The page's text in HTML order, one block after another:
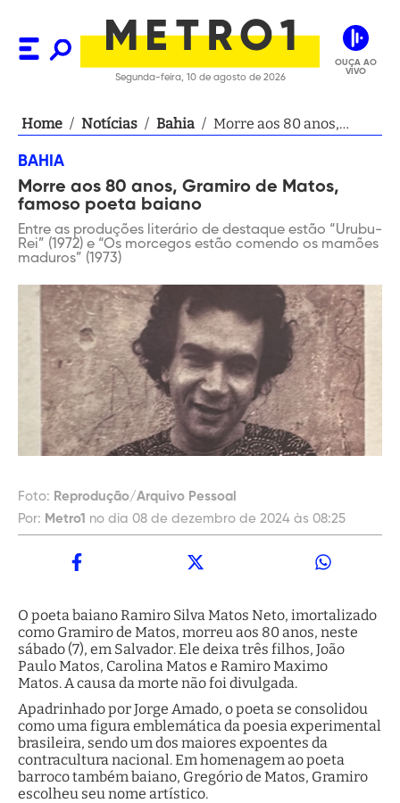
Segunda-feira, 10 de agosto de 2026
OUÇA AO
VIVO
Home / Notícias / Bahia / Morre aos 80 anos,
BAHIA
Morre aos 80 anos, Gramiro de Matos,
famoso poeta baiano
Entre as produções literário de destaque estão “Urubu-
Rei” (1972) e “Os morcegos estão comendo os mamões
maduros” (1973)
Foto: Reprodução/Arquivo Pessoal
Por: Metro1 no dia 08 de dezembro de 2024 às 08:25
O poeta baiano Ramiro Silva Matos Neto, imortalizado
como Gramiro de Matos, morreu aos 80 anos, neste
sábado (7), em Salvador. Ele deixa três filhos, João
Paulo Matos, Carolina Matos e Ramiro Maximo
Matos. A causa da morte não foi divulgada.
Apadrinhado por Jorge Amado, o poeta se consolidou
como uma figura emblemática da poesia experimental
brasileira, sendo um dos maiores expoentes da
contracultura nacional. Em homenagem ao poeta
barroco também baiano, Gregório de Matos, Gramiro
escolheu seu nome artístico.